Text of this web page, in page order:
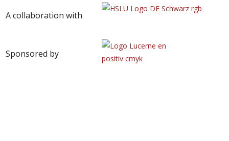
A collaboration with
Sponsored by